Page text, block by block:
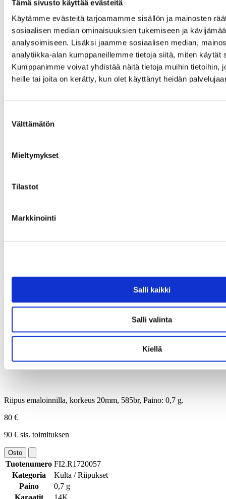
Tämä sivusto käyttää evästeitä
Käytämme evästeitä tarjoamamme sisällön ja mainosten
sosiaalisen median ominaisuuksien tukemiseen ja
analysoimiseen. Lisäksi jaamme sosiaalisen median,
analytiikka-alan kumppaneillemme tietoja siitä, miten käytät
Kumppanimme voivat yhdistää näitä tietoja muihin tietoihin,
heille tai joita on kerätty, kun olet käyttänyt heidän
valinta
Välttämätön
Mieltymykset
Tilastot
Markkinointi
Salli kaikki
Salli valinta
Kiellä
Riipus emaloinnilla, korkeus 20mm, 585br, Paino: 0,7 g.
80 €
90 € sis. toimituksen
Osto
Tuotenumero FI2.R1720057
Kategoria
Kulta / Riipukset
Paino
0,7 g
Karaatit
14K